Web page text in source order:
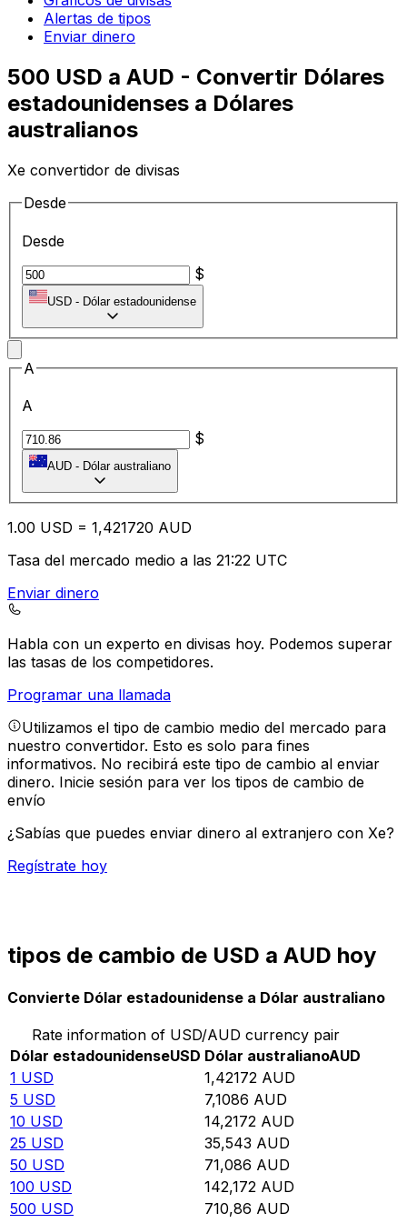
Alertas de tipos
Enviar dinero
500 USD a AUD - Convertir Dólares
estadounidenses a Dólares
australianos
Xe convertidor de divisas
Desde
Desde
$
USD - Dólar estadounidense
A
A
$
AUD - Dólar australiano
1.00 USD = 1,421720 AUD
Tasa del mercado medio a las 21:22 UTC
Enviar dinero
Habla con un experto en divisas hoy. Podemos superar
las tasas de los competidores.
Programar una llamada
Utilizamos el tipo de cambio medio del mercado para
nuestro convertidor. Esto es solo para fines
informativos. No recibirá este tipo de cambio al enviar
dinero. Inicie sesión para ver los tipos de cambio de
envío
¿Sabías que puedes enviar dinero al extranjero con Xe?
Regístrate hoy
tipos de cambio de USD a AUD hoy
Convierte Dólar estadounidense a Dólar australiano
Rate information of USD/AUD currency pair
Dólar estadounidenseUSD Dólar australianoAUD
1 USD 1,42172 AUD
5 USD 7,1086 AUD
10 USD 14,2172 AUD
25 USD 35,543 AUD
50 USD 71,086 AUD
100 USD 142,172 AUD
500 USD 710,86 AUD